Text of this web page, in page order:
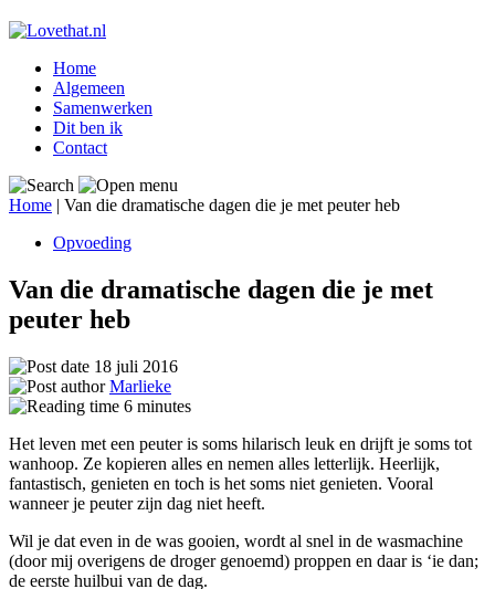
Home
Algemeen
Samenwerken
Dit ben ik
Contact
Home | Van die dramatische dagen die je met peuter heb
Opvoeding
Van die dramatische dagen die je met
peuter heb
18 juli 2016
Marlieke
6 minutes
Het leven met een peuter is soms hilarisch leuk en drijft je soms tot
wanhoop. Ze kopieren alles en nemen alles letterlijk. Heerlijk,
fantastisch, genieten en toch is het soms niet genieten. Vooral
wanneer je peuter zijn dag niet heeft.
Wil je dat even in de was gooien, wordt al snel in de wasmachine
(door mij overigens de droger genoemd) proppen en daar is ‘ie dan;
de eerste huilbui van de dag.